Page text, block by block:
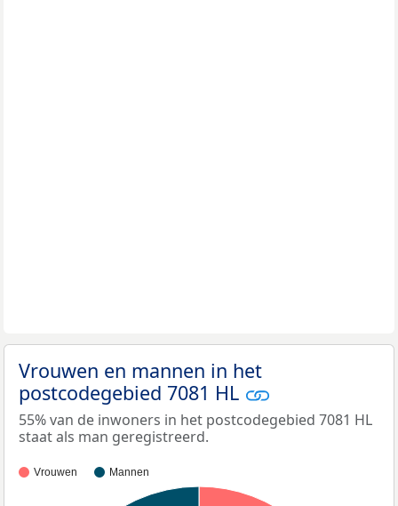
Vrouwen en mannen in het
postcodegebied 7081 HL
55% van de inwoners in het postcodegebied 7081 HL
staat als man geregistreerd.
Vrouwen Mannen